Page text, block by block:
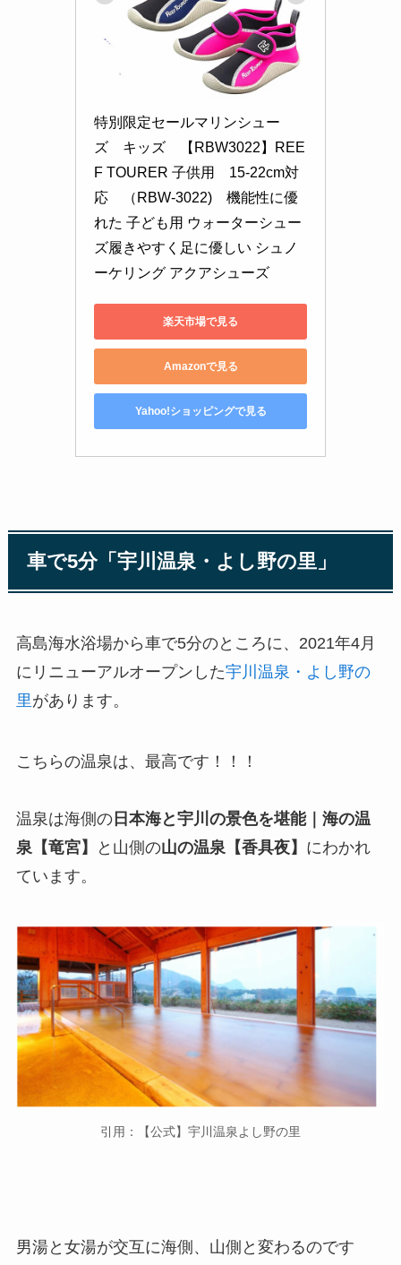
特別限定セールマリンシュー
ズ　キッズ　【RBW3022】REE
F TOURER 子供用　15-22cm対
応　（RBW-3022)　機能性に優
れた 子ども用 ウォーターシュー
ズ履きやすく足に優しい シュノ
ーケリング アクアシューズ
楽天市場で見る
Amazonで見る
Yahoo!ショッピングで見る
車で5分「宇川温泉・よし野の里」
高島海水浴場から車で5分のところに、2021年4月
にリニューアルオープンした宇川温泉・よし野の
里があります。
こちらの温泉は、最高です！！！
温泉は海側の日本海と宇川の景色を堪能｜海の温
泉【竜宮】
と山側の山の温泉【香具夜】 にわかれ
ています。
引用：【公式】宇川温泉よし野の里
男湯と女湯が交互に海側、山側と変わるのです